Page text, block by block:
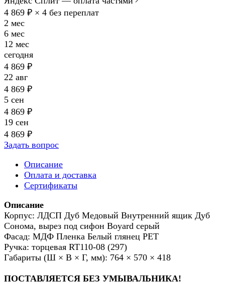
4 869 ₽ × 4 без переплат
2 мес
6 мес
12 мес
сегодня
4 869 ₽
22 авг
4 869 ₽
5 сен
4 869 ₽
19 сен
4 869 ₽
Задать вопрос
Описание
Оплата и доставка
Сертификаты
Описание
Корпус: ЛДСП Дуб Медовый Внутренний ящик Дуб
Сонома, вырез под сифон Boyard серый
Фасад: МДФ Пленка Белый глянец РЕТ
Ручка: торцевая RT110-08 (297)
Габариты (Ш × В × Г, мм): 764 × 570 × 418
ПОСТАВЛЯЕТСЯ БЕЗ УМЫВАЛЬНИКА!